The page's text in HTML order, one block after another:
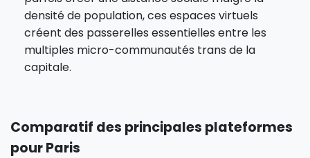
densité de population, ces espaces virtuels
créent des passerelles essentielles entre les
multiples micro-communautés trans de la
capitale.
Comparatif des principales plateformes
pour Paris